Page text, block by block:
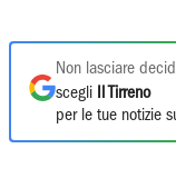
Non lasciare
scegli
Il Tirreno
per le tue notizie